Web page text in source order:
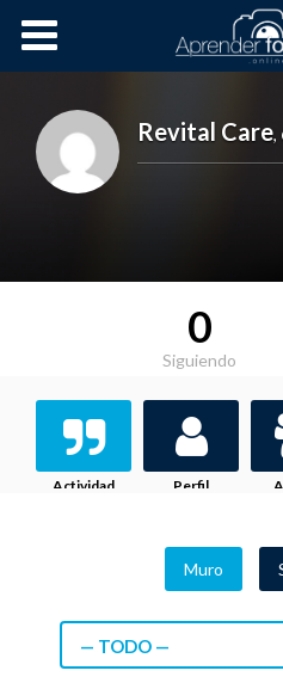
Cursos OnLine
Revital Care,
0
Siguiendo
Actividad Perfil
Muro
— TODO —